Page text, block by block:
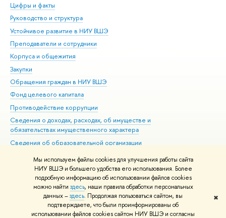
Мы используем файлы cookies для улучшения работы сайта
НИУ ВШЭ и большего удобства его использования. Более
подробную информацию об использовании файлов cookies
можно найти здесь, наши правила обработки персональных
данных –здесь. Продолжая пользоваться сайтом, вы
подтверждаете, что были проинформированы об
использовании файлов cookies сайтом НИУ ВШЭ и согласны
✖
Цифры и факты
Руководство и структура
Устойчивое развитие в НИУ ВШЭ
Преподаватели и сотрудники
Корпуса и общежития
Закупки
Обращения граждан в НИУ ВШЭ
Фонд целевого капитала
Противодействие коррупции
Сведения о доходах, расходах, об имуществе и
обязательствах имущественного характера
Сведения об образовательной организации
Людям с ограниченными возможностями здоровья
Единая платежная страница
Работа в Вышке
© НИУ ВШЭ 1993–2026 Адреса и контакты Условия использования